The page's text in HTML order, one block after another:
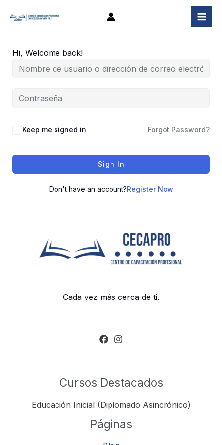
Hi, Welcome back!
Keep me signed in Forgot Password?
Sign In
Don't have an account?Register Now
Cada vez más cerca de ti.
Cursos Destacados
Educación Inicial (Diplomado Asincrónico)
Páginas